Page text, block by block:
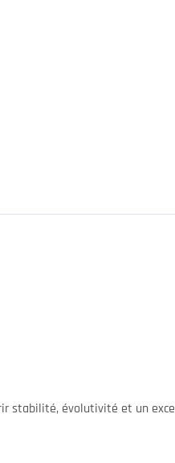
stabilité, évolutivité et un